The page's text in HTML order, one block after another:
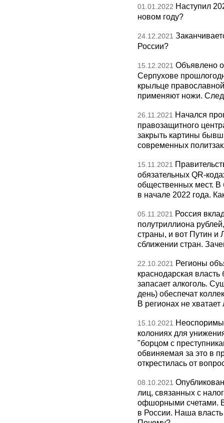
01.01.2022 Наступил
новом году?
24.12.2021
России?
15.12.2021 Объявлено
Серпухове
крыльце
применяют ножи.
26.11.2021 Начался
правозащитного
закрыть картины
современных
15.11.2021
обязательных QR-
общественных мест. В
в начале 2022 года.
05.11.2021 Россия
полутриллиона
страны, и вот Путин и
сближении стран.
22.10.2021 Регионы
краснодарская
запасает алкоголь.
день) обеспечат
В регионах не хватает
15.10.2021
колониях для
"борцом с
обвиняемая за это в
открестилась от
08.10.2021
лиц, связанных с
офшорными счетами. В
в России. Наша власть